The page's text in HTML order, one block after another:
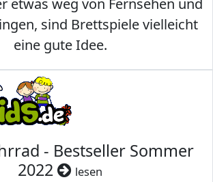
etwas weg von Fernsehen und
sind Brettspiele vielleicht
eine gute Idee.
- Bestseller Sommer
2022
lesen